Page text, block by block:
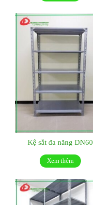
Kệ sắt đa năng DN60
Xem thêm